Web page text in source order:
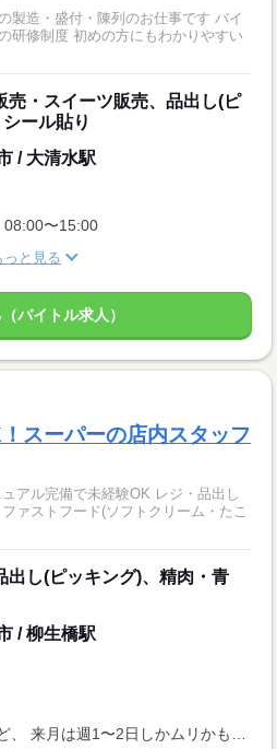
製造・盛付・陳列のお仕事です バイ
研修制度 初めの方にもわかりやすい
売・スイーツ販売、品出し(ピ
ール貼り
/ 大清水駅
08:00〜15:00
っと見る
バイトル求人）
スーパーの店内スタッフ
アル完備で未経験OK レジ・品出し
ァストフード(ソフトクリーム・たこ
出し(ピッキング)、精肉・青
/ 柳生橋駅